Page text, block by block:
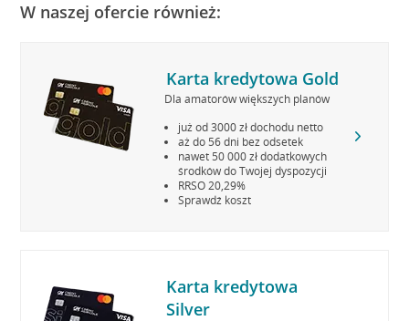
W naszej ofercie również:
Karta kredytowa Gold
Dla amatorów większych planów
już od 3000 zł dochodu netto
aż do 56 dni bez odsetek
nawet 50 000 zł dodatkowych
środków do Twojej dyspozycji
RRSO 20,29%
Sprawdź koszt
Karta kredytowa
Silver